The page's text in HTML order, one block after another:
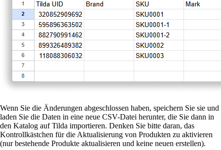
Wenn Sie die Änderungen abgeschlossen haben, speichern Sie sie und
laden Sie die Daten in eine neue CSV-Datei herunter, die Sie dann in
den Katalog auf Tilda importieren. Denken Sie bitte daran, das
Kontrollkästchen für die Aktualisierung von Produkten zu aktivieren
(nur bestehende Produkte aktualisieren und keine neuen erstellen).